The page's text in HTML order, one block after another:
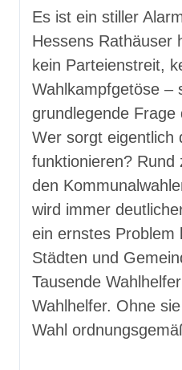
Es ist ein stiller Alarm, der derzeit durch
Hessens Rathäuser
kein Parteienstreit,
Wahlkampfgetöse –
grundlegende Frage
Wer sorgt eigentlich
funktionieren? Rund
den
wird immer
ein ernstes Problem
Städten und
Tausende
Wahlhelfer. Ohne
Wahl